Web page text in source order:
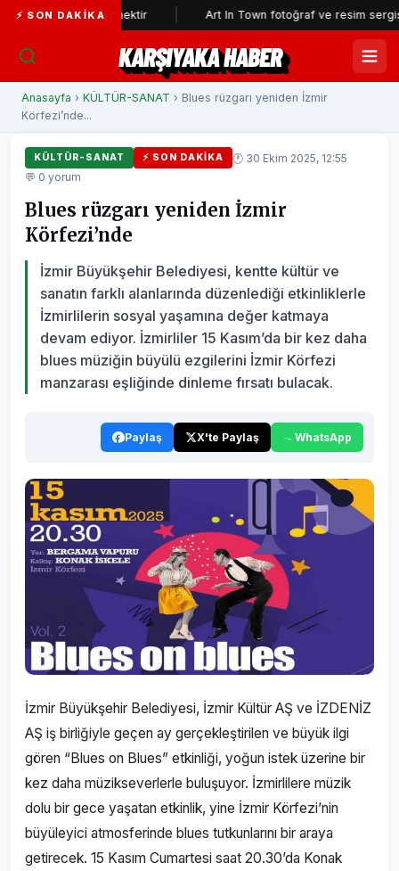
⚡ SON DAKIKA
alay etmektir Art In Town fotoğraf ve resim sergisine
KARŞIYAKA HABER
Anasayfa › KÜLTÜR-SANAT › Blues rüzgarı yeniden İzmir
Körfezi’nde...
KÜLTÜR-SANAT ⚡ SON DAKIKA
🕐 30 Ekim 2025, 12:55
💬 0 yorum
Blues rüzgarı yeniden İzmir
Körfezi’nde
İzmir Büyükşehir Belediyesi, kentte kültür ve
sanatın farklı alanlarında düzenlediği etkinliklerle
İzmirlilerin sosyal yaşamına değer katmaya
devam ediyor. İzmirliler 15 Kasım’da bir kez daha
blues müziğin büyülü ezgilerini İzmir Körfezi
manzarası eşliğinde dinleme fırsatı bulacak.
Paylaş X'te Paylaş WhatsApp
İzmir Büyükşehir Belediyesi, İzmir Kültür AŞ ve İZDENİZ
AŞ iş birliğiyle geçen ay gerçekleştirilen ve büyük ilgi
gören “Blues on Blues” etkinliği, yoğun istek üzerine bir
kez daha müzikseverlerle buluşuyor. İzmirlilere müzik
dolu bir gece yaşatan etkinlik, yine İzmir Körfezi’nin
büyüleyici atmosferinde blues tutkunlarını bir araya
getirecek. 15 Kasım Cumartesi saat 20.30’da Konak